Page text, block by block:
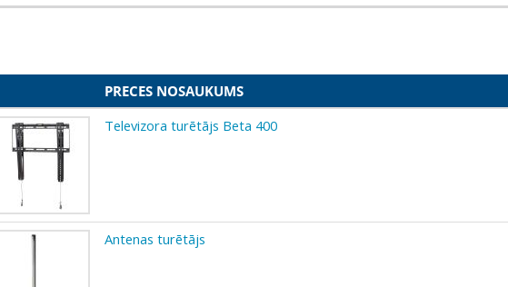
PRECES NOSAUKUMS
Televizora turētājs Beta 400
Antenas turētājs